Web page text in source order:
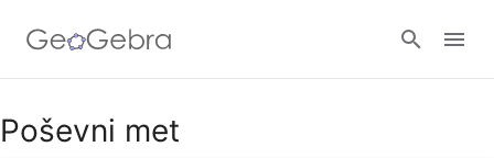
Google Classroom
Poševni met